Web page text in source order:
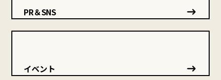
PR＆SNS
イベント